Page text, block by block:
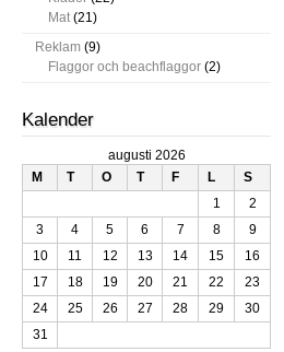
Mat(21)
Reklam (9)
Flaggor och beachflaggor (2)
Kalender
augusti 2026
M
T O T F L
S
1
2
3
4 5 6 7 8
9
10
11 12 13 14 15
16
17
18 19 20 21 22
23
24
25 26 27 28 29
30
31